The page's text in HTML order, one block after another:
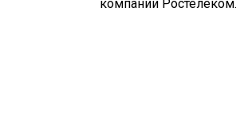
компании Ростелеком.